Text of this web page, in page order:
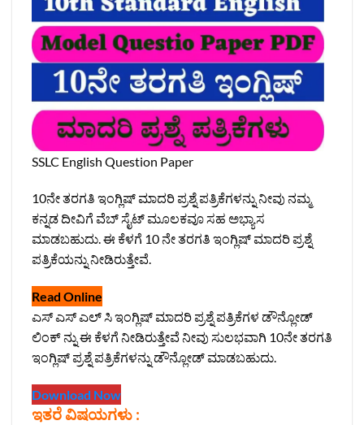
SSLC English Question Paper
10ನೇ ತರಗತಿ ಇಂಗ್ಲಿಷ್‌ ಮಾದರಿ ಪ್ರಶ್ನೆ ಪತ್ರಿಕೆಗಳನ್ನು ನೀವು ನಮ್ಮ
ಕನ್ನಡ ದೀವಿಗೆ ವೆಬ್‌ ಸೈಟ್‌ ಮೂಲಕವೂ ಸಹ ಅಭ್ಯಾಸ
ಮಾಡಬಹುದು. ಈ ಕೆಳಗೆ 10 ನೇ ತರಗತಿ ಇಂಗ್ಲಿಷ್‌ ಮಾದರಿ ಪ್ರಶ್ನೆ
ಪತ್ರಿಕೆಯನ್ನು ನೀಡಿರುತ್ತೇವೆ.
Read Online
ಎಸ್‌ ಎಸ್‌ ಎಲ್‌ ಸಿ ಇಂಗ್ಲಿಷ್‌ ಮಾದರಿ ಪ್ರಶ್ನೆ ಪತ್ರಿಕೆಗಳ ಡೌನ್ಲೋಡ್‌
ಲಿಂಕ್‌ ನ್ನು ಈ ಕೆಳಗೆ ನೀಡಿರುತ್ತೇವೆ ನೀವು ಸುಲಭವಾಗಿ 10ನೇ ತರಗತಿ
ಇಂಗ್ಲಿಷ್‌ ಪ್ರಶ್ನೆ ಪತ್ರಿಕೆಗಳನ್ನು ಡೌನ್ಲೋಡ್‌ ಮಾಡಬಹುದು.
Download Now
ಇತರೆ ವಿಷಯಗಳು :